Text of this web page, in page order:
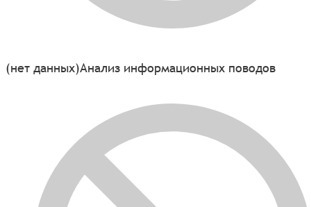
(нет данных)Анализ информационных поводов